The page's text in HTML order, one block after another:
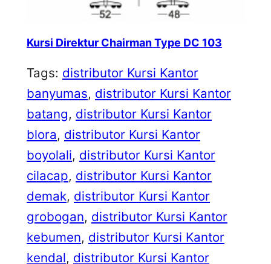
Kursi Direktur Chairman Type DC 103
Tags: distributor Kursi Kantor
banyumas, distributor Kursi Kantor
batang, distributor Kursi Kantor
blora, distributor Kursi Kantor
boyolali, distributor Kursi Kantor
cilacap, distributor Kursi Kantor
demak, distributor Kursi Kantor
grobogan, distributor Kursi Kantor
kebumen, distributor Kursi Kantor
kendal, distributor Kursi Kantor